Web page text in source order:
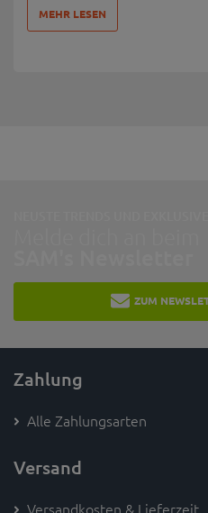
MEHR LESEN
ZUM
Zahlung
Alle Zahlungsarten
Versand
Versandkosten & Lieferzeit